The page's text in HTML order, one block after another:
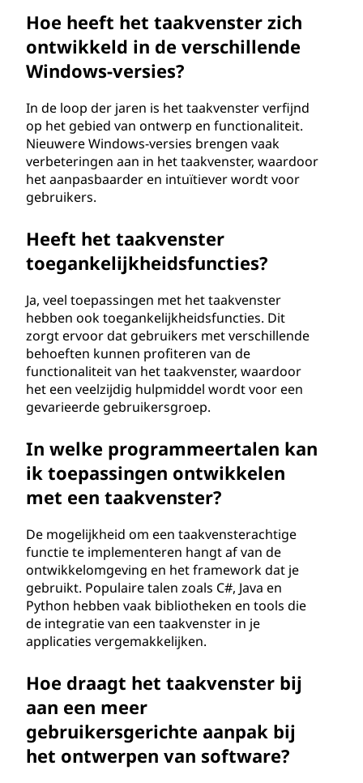
Hoe heeft het taakvenster zich
ontwikkeld in de verschillende
Windows-versies?
In de loop der jaren is het taakvenster verfijnd
op het gebied van ontwerp en functionaliteit.
Nieuwere Windows-versies brengen vaak
verbeteringen aan in het taakvenster, waardoor
het aanpasbaarder en intuïtiever wordt voor
gebruikers.
Heeft het taakvenster
toegankelijkheidsfuncties?
Ja, veel toepassingen met het taakvenster
hebben ook toegankelijkheidsfuncties. Dit
zorgt ervoor dat gebruikers met verschillende
behoeften kunnen profiteren van de
functionaliteit van het taakvenster, waardoor
het een veelzijdig hulpmiddel wordt voor een
gevarieerde gebruikersgroep.
In welke programmeertalen kan
ik toepassingen ontwikkelen
met een taakvenster?
De mogelijkheid om een taakvensterachtige
functie te implementeren hangt af van de
ontwikkelomgeving en het framework dat je
gebruikt. Populaire talen zoals C#, Java en
Python hebben vaak bibliotheken en tools die
de integratie van een taakvenster in je
applicaties vergemakkelijken.
Hoe draagt het taakvenster bij
aan een meer
gebruikersgerichte aanpak bij
het ontwerpen van software?